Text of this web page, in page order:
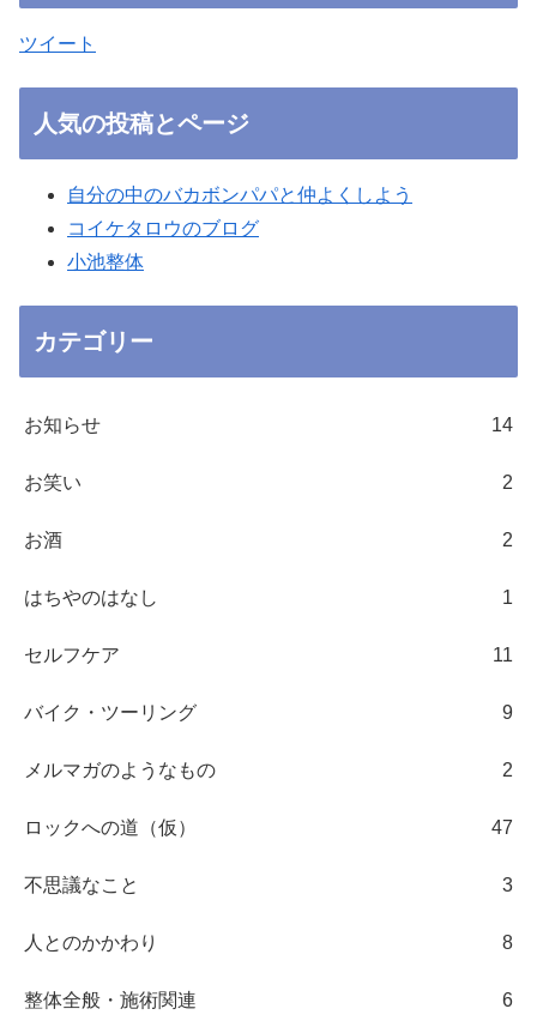
ツイート
人気の投稿とページ
自分の中のバカボンパパと仲よくしよう
コイケタロウのブログ
小池整体
カテゴリー
お知らせ 14
お笑い 2
お酒 2
はちやのはなし 1
セルフケア 11
バイク・ツーリング 9
メルマガのようなもの 2
ロックへの道（仮） 47
不思議なこと 3
人とのかかわり 8
整体全般・施術関連 6